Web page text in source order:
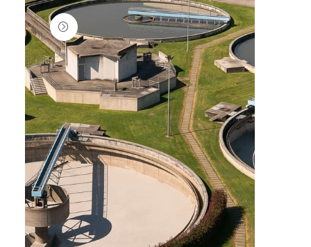
Ver todo
Visita virtual
Abastecimiento
Saneamiento
Información